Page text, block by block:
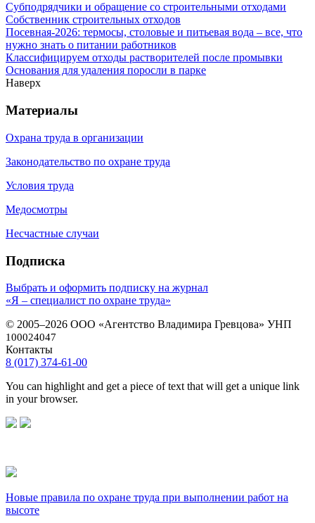
Субподрядчики и обращение со строительными отходами
Собственник строительных отходов
Посевная-2026: термосы, столовые и питьевая вода – все, что
нужно знать о питании работников
Классифицируем отходы растворителей после промывки
Основания для удаления поросли в парке
Наверх
Материалы
Охрана труда в организации
Законодательство по охране труда
Условия труда
Медосмотры
Несчастные случаи
Подписка
Выбрать и оформить подписку на журнал
«Я – специалист по охране труда»
© 2005–2026 ООО «Агентство Владимира Гревцова» УНП
100024047
Контакты
8 (017) 374-61-00
You can highlight and get a piece of text that will get a unique link
in your browser.
Новые правила по охране труда при выполнении работ на
высоте